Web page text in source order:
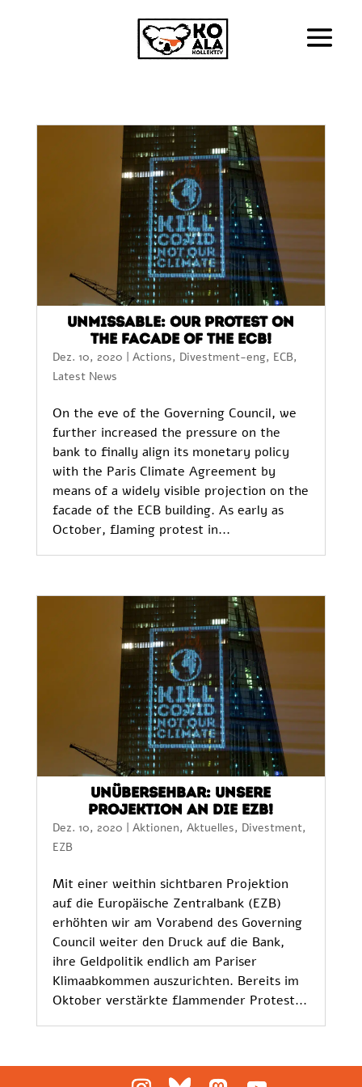
Unmissable: Our protest on
the facade of the ECB!
Dez. 10, 2020 | Actions, Divestment-eng, ECB,
Latest News
On the eve of the Governing Council, we
further increased the pressure on the
bank to finally align its monetary policy
with the Paris Climate Agreement by
means of a widely visible projection on the
facade of the ECB building. As early as
October, flaming protest in...
Unübersehbar: Unsere
Projektion an die EZB!
Dez. 10, 2020 | Aktionen, Aktuelles, Divestment,
EZB
Mit einer weithin sichtbaren Projektion
auf die Europäische Zentralbank (EZB)
erhöhten wir am Vorabend des Governing
Council weiter den Druck auf die Bank,
ihre Geldpolitik endlich am Pariser
Klimaabkommen auszurichten. Bereits im
Oktober verstärkte flammender Protest...